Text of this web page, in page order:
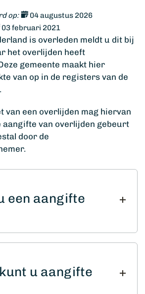
op:
04 augustus 2026
03 februari 2021
is overleden meldt u dit bij
het overlijden heeft
gemeente maakt hier
van op in de registers van de
van een overlijden mag hiervan
aangifte van overlijden gebeurt
door de
een aangifte
u aangifte